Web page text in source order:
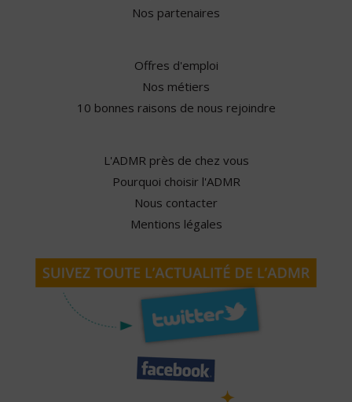
Nos partenaires
Offres d'emploi
Nos métiers
10 bonnes raisons de nous rejoindre
L'ADMR près de chez vous
Pourquoi choisir l'ADMR
Nous contacter
Mentions légales